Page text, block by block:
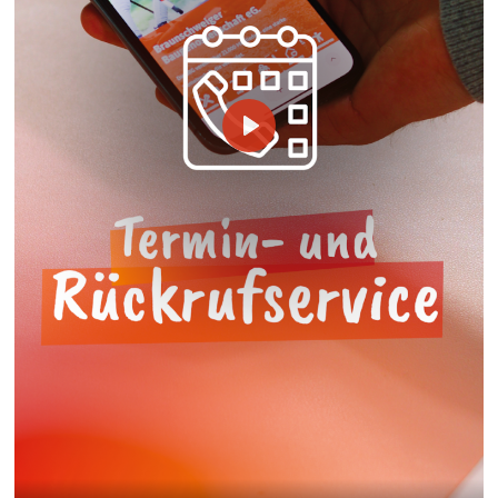
Protection des données
Informations sur le traitement des données.
Play